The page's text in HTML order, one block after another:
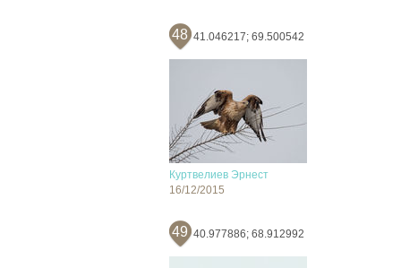
48 41.046217; 69.500542
Куртвелиев Эрнест
16/12/2015
49 40.977886; 68.912992